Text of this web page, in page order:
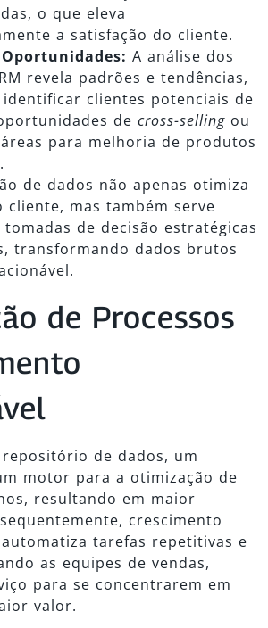
o que eleva
a satisfação do cliente.
A análise dos
revela padrões e tendências,
clientes potenciais de
de cross-selling ou
para melhoria de produtos
de dados não apenas otimiza
cliente, mas também serve
de decisão estratégicas
transformando dados brutos
de Processos
de dados, um
motor para a otimização de
resultando em maior
crescimento
tarefas repetitivas e
as equipes de vendas,
para se concentrarem em
valor.